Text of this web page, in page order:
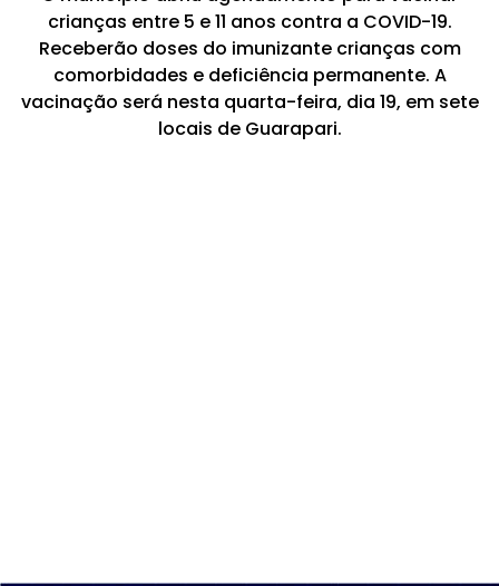
crianças entre 5 e 11 anos contra a COVID-19.
Receberão doses do imunizante crianças com
comorbidades e deficiência permanente. A
vacinação será nesta quarta-feira, dia 19, em sete
locais de Guarapari.